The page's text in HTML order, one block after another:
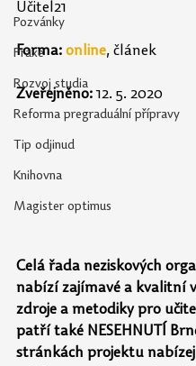
Pozvánky
Praxe
Rozvoj studia
Reforma pregraduální přípravy
Tip odjinud
Knihovna
Magister optimus
Učitel21
Forma: online, článek
Zveřejněno: 12. 5. 2020
Celá řada neziskových
nabízí zajímavé a kvalitní
zdroje a metodiky pro
patří také NESEHNUTÍ
stránkách projektu